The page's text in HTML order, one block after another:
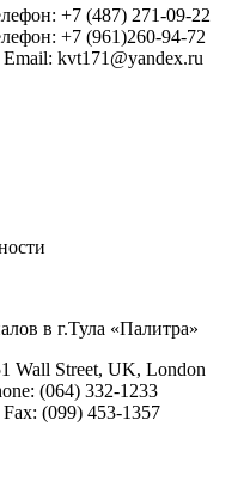
+7 (487) 271-09-22
+7 (961)260-94-72
Email: kvt171@yandex.ru
в г.Тула «Палитра»
Wall Street, UK, London
(064) 332-1233
Fax: (099) 453-1357